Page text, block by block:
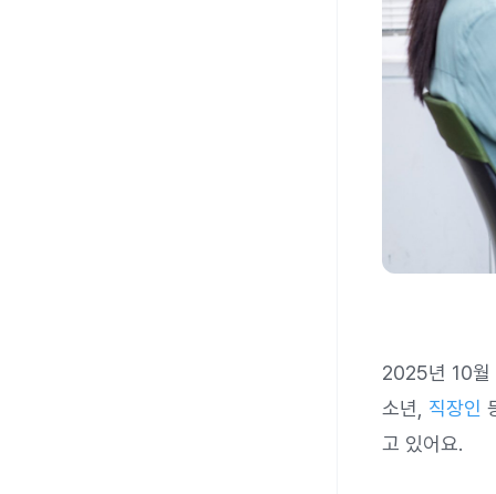
2025년 10월
소년, 직장인
고 있어요.